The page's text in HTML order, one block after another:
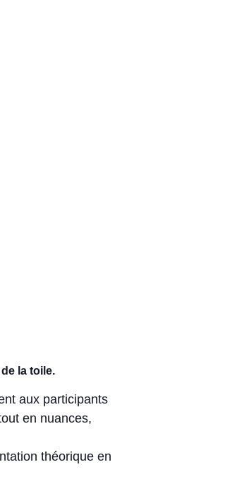
la toile.
aux participants
en nuances,
théorique en